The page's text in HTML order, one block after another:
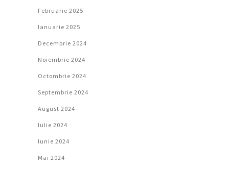
Februarie 2025
Ianuarie 2025
Decembrie 2024
Noiembrie 2024
Octombrie 2024
Septembrie 2024
August 2024
Iulie 2024
Iunie 2024
Mai 2024